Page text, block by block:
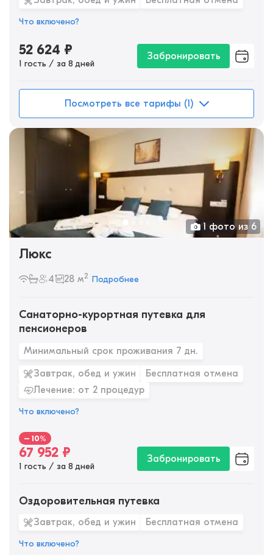
Что включено?
52 624 ₽
1 гость / за 8 дней
Забронировать
Посмотреть все тарифы (1)
1 фото из 6
Люкс
4 28 м2 Подробнее
Санаторно-курортная путевка для
пенсионеров
Минимальный срок проживания 7 дн.
Завтрак, обед и ужин
Бесплатная отмена
Лечение: от 2 процедур
Что включено?
– 10%
67 952 ₽
1 гость / за 8 дней
Забронировать
Оздоровительная путевка
Завтрак, обед и ужин Бесплатная отмена
Что включено?